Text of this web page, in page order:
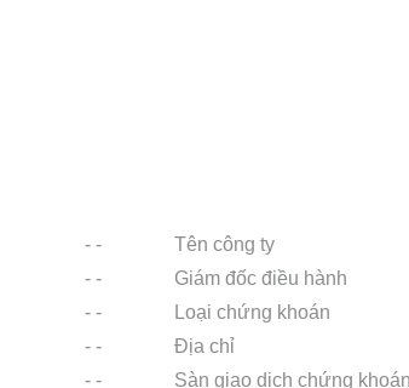
- - Tên công ty
- - Giám đốc điều hành
- - Loại chứng khoán
- - Địa chỉ
- - Sàn giao dịch chứng khoán